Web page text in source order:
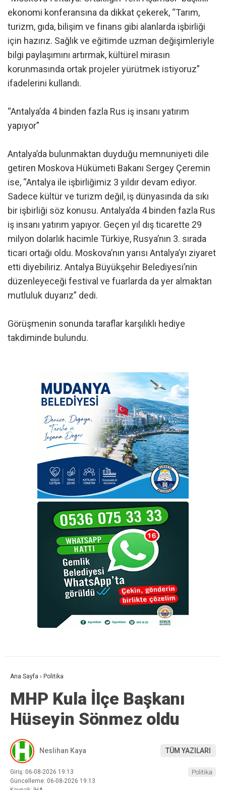
ekonomi konferansına da dikkat çekerek, “Tarım,
turizm, gıda, bilişim ve finans gibi alanlarda işbirliği
için hazırız. Sağlık ve eğitimde uzman değişimleriyle
bilgi paylaşımını artırmak, kültürel mirasın
korunmasında ortak projeler yürütmek istiyoruz”
ifadelerini kullandı.
“Antalya’da 4 binden fazla Rus iş insanı yatırım
yapıyor”
Antalya’da bulunmaktan duyduğu memnuniyeti dile
getiren Moskova Hükümeti Bakanı Sergey Çeremin
ise, “Antalya ile işbirliğimiz 3 yıldır devam ediyor.
Sadece kültür ve turizm değil, iş dünyasında da sıkı
bir işbirliği söz konusu. Antalya’da 4 binden fazla Rus
iş insanı yatırım yapıyor. Geçen yıl dış ticarette 29
milyon dolarlık hacimle Türkiye, Rusya’nın 3. sırada
ticari ortağı oldu. Moskova’nın yarısı Antalya’yı ziyaret
etti diyebiliriz. Antalya Büyükşehir Belediyesi’nin
düzenleyeceği festival ve fuarlarda da yer almaktan
mutluluk duyarız” dedi.
Görüşmenin sonunda taraflar karşılıklı hediye
takdiminde bulundu.
Ana Sayfa › Politika
MHP Kula İlçe Başkanı
Hüseyin Sönmez oldu
Neslihan Kaya TÜM YAZILARI
Giriş: 06-08-2026 19:13
Güncelleme: 06-08-2026 19:13
Politika